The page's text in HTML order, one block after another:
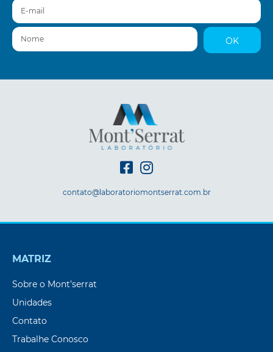
E-mail
Nome
OK
contato@laboratoriomontserrat.com.br
MATRIZ
Sobre o Mont’serrat
Unidades
Contato
Trabalhe Conosco